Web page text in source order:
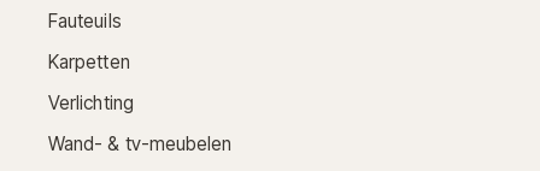
Fauteuils
Karpetten
Verlichting
Wand- & tv-meubelen